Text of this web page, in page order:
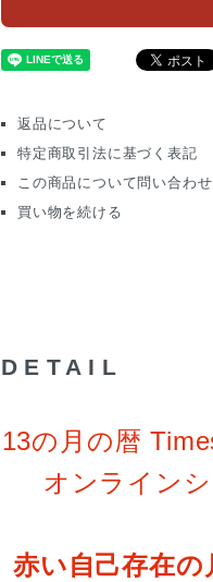
返品について
特定商取引法に基づく表記
この商品について問い合わせ
買い物を続ける
DETAIL
13の月の暦
オンライン
赤い自己存在